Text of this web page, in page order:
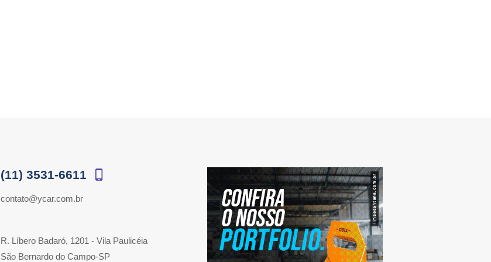
(11) 3531-6611
contato@ycar.com.br
R. Líbero Badaró, 1201 - Vila Paulicéia
São Bernardo do Campo-SP